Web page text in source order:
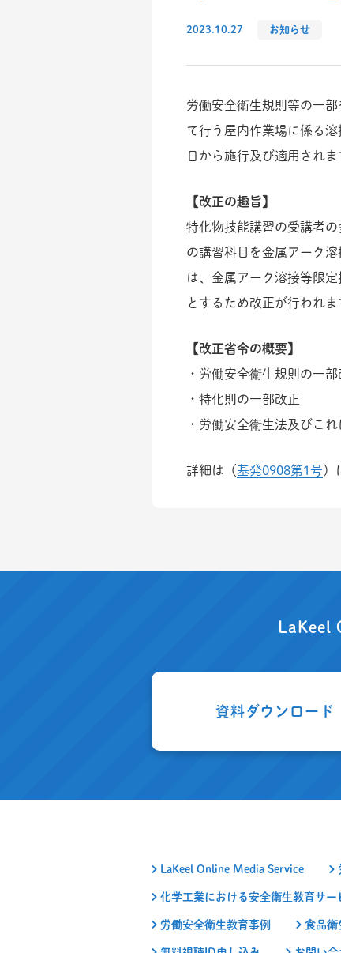
2023.10.27 お知らせ
労働安全衛生規則等の一
て行う屋内作業場に係る
日から施行及び適用されま
【改正の趣旨】
特化物技能講習の受講者
の講習科目を金属アーク
は、金属アーク溶接等限
とするため改正が行われま
【改正省令の概要】
・労働安全衛生規則の一部
・特化則の一部改正
・労働安全衛生法及びこ
詳細は（基発0908第1号）
LaKeel
資料ダウンロード
LaKeel Online Media Service
化学工業における安全衛生教育サー
労働安全衛生教育事例 食品衛